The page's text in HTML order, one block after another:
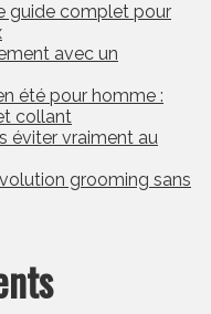
guide complet pour
avec un
été pour homme :
collant
éviter vraiment au
grooming sans